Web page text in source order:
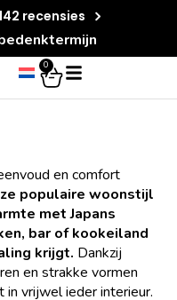
recensies
0
en comfort
populaire woonstijl
met Japans
bar of kookeiland
krijgt. Dankzij
en strakke vormen
in vrijwel ieder interieur.